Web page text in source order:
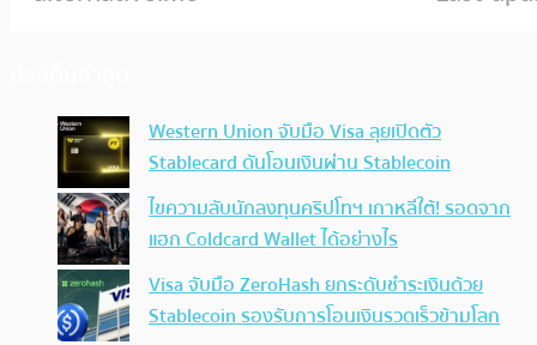
Western Union จับมือ Visa ลุยเปิดตัว
Stablecard ดันโอนเงินผ่าน Stablecoin
ไขความลับนักลงทุนคริปโทฯ เกาหลีใต้! รอดจาก
แฮก Coldcard Wallet ได้อย่างไร
Visa จับมือ ZeroHash ยกระดับชำระเงินด้วย
Stablecoin รองรับการโอนเงินรวดเร็วข้ามโลก